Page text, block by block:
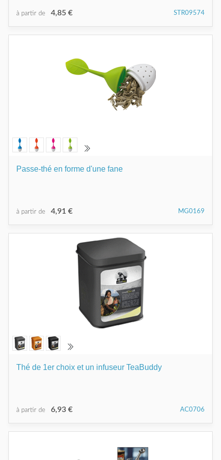
à partir de 4,85 € STR09574
Passe-thé en forme d'une fane
à partir de 4,91 € MG0169
Thé de 1er choix et un infuseur TeaBuddy
à partir de 6,93 € AC0706